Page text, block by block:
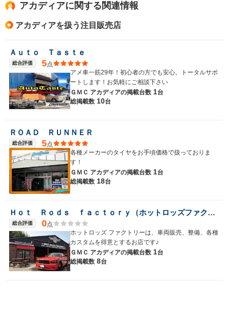
アカディアに関する関連情報
アカディアを扱う注目販売店
Ａｕｔｏ Ｔａｓｔｅ
総合評価 5点
アメ車一筋29年！初心者の方でも安心。トータルサポ
ートします！お気軽にご相談下さい
ＧＭＣ アカディアの掲載台数 1台
総掲載数 10台
ＲＯＡＤ ＲＵＮＮＥＲ
総合評価 5点
各種メーカーのタイヤをお手頃価格で扱っておりま
す！
ＧＭＣ アカディアの掲載台数 1台
総掲載数 18台
Ｈｏｔ Ｒｏｄｓ ｆａｃｔｏｒｙ（ホットロッズファクトリー）
総合評価 0点
ホットロッズ ファクトリーは、車両販売、整備、各種
カスタムを得意とするお店です♪
ＧＭＣ アカディアの掲載台数 1台
総掲載数 8台